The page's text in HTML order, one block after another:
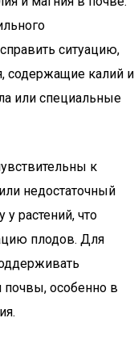
ситуацию,
содержащие калий и
или специальные
к
недостаточный
растений, что
плодов. Для
почвы, особенно в